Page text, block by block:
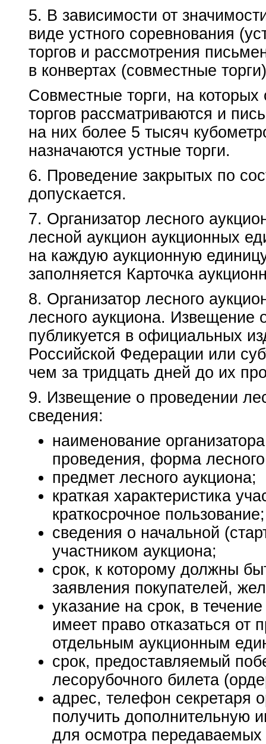
5. В зависимости от
виде устного соревнования
торгов и рассмотрения
в конвертах (совместные
Совместные торги, на
торгов рассматриваются и
на них более 5 тысяч
назначаются устные торги.
6. Проведение закрытых по
допускается.
7. Организатор лесного
лесной аукцион аукционных
на каждую аукционную
заполняется Карточка
8. Организатор лесного
лесного аукциона. Извещение
публикуется в официальных
Российской Федерации или
чем за тридцать дней до их
9. Извещение о проведении
сведения:
наименование
проведения, форма
предмет лесного аукциона;
краткая характеристика
краткосрочное пользование;
сведения о начальной
участником аукциона;
срок, к которому должны
заявления покупателей,
указание на срок, в
имеет право отказаться от
отдельным аукционным
срок, предоставляемый
лесорубочного билета
адрес, телефон секретаря
получить дополнительную
для осмотра передаваемых